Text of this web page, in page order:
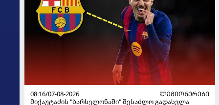
08:16/07-08-2026
ᲚᲔᲒᲘᲝᲜᲔᲠᲔᲑᲘ
მიქაუტაძის "ბარსელონაში" შესაძლო გადასვლა